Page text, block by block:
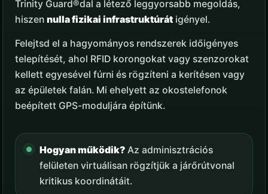
Trinity Guard®dal a létező leggyorsabb megoldás,
hiszen nulla fizikai infrastruktúrát igényel.
Felejtsd el a hagyományos rendszerek időigényes
telepítését, ahol RFID korongokat vagy szenzorokat
kellett egyesével fúrni és rögzíteni a kerítésen vagy
az épületek falán. Mi ehelyett az okostelefonok
beépített GPS-moduljára építünk.
Hogyan működik? Az adminisztrációs
felületen virtuálisan rögzítjük a járőrútvonal
kritikus koordinátáit.